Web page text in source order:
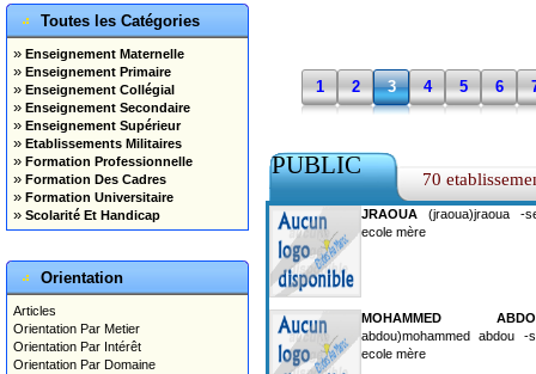
Toutes les Catégories
» Enseignement Maternelle
» Enseignement Primaire
» Enseignement Collégial
» Enseignement Secondaire
» Enseignement Supérieur
» Etablissements Militaires
» Formation Professionnelle
» Formation Des Cadres
» Formation Universitaire
» Scolarité Et Handicap
Orientation
Articles
Orientation Par Metier
Orientation Par Intérêt
Orientation Par Domaine
1 2 3 4 5 6
PUBLIC 70
JRAOUA (jraoua)jraoua -
ecole mère
MOHAMMED
abdou)mohammed abdou
ecole mère